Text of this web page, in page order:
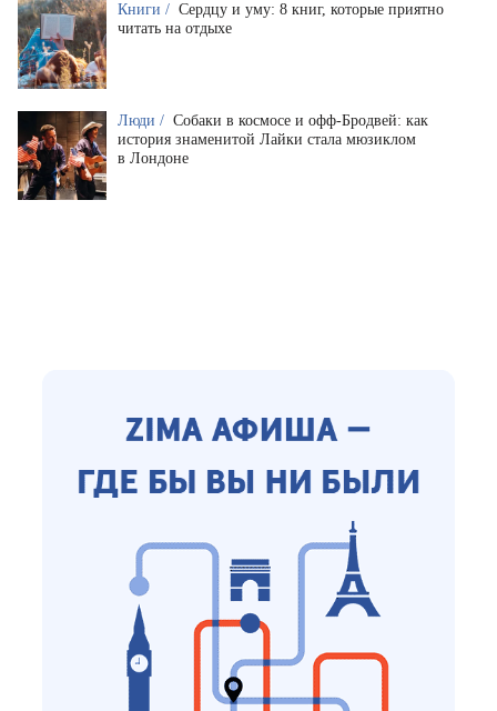
Книги / Сердцу и уму: 8 книг, которые приятно
читать на отдыхе
Люди / Собаки в космосе и офф-Бродвей: как
история знаменитой Лайки стала мюзиклом
в Лондоне